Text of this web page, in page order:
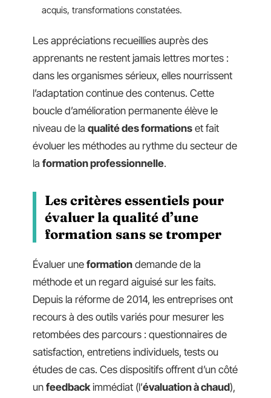
acquis, transformations constatées.
Les appréciations recueillies auprès des
apprenants ne restent jamais lettres mortes :
dans les organismes sérieux, elles nourrissent
l’adaptation continue des contenus. Cette
boucle d’amélioration permanente élève le
niveau de la qualité des formations et fait
évoluer les méthodes au rythme du secteur de
la formation professionnelle.
Les critères essentiels pour
évaluer la qualité d’une
formation sans se tromper
Évaluer une formation demande de la
méthode et un regard aiguisé sur les faits.
Depuis la réforme de 2014, les entreprises ont
recours à des outils variés pour mesurer les
retombées des parcours : questionnaires de
satisfaction, entretiens individuels, tests ou
études de cas. Ces dispositifs offrent d’un côté
un feedbackimmédiat (l’évaluation à chaud),